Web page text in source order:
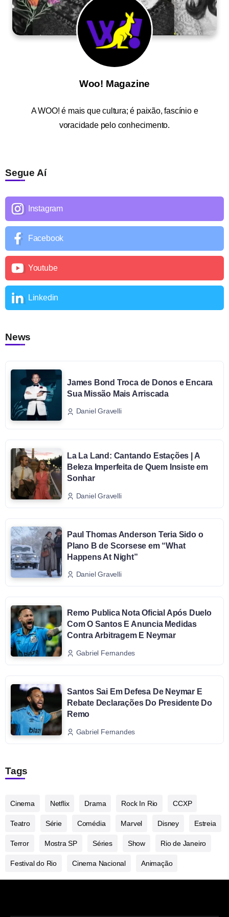
Woo! Magazine
AWOO! é mais que cultura; é paixão, fascínio e
voracidade pelo conhecimento.
Segue Aí
Instagram
Facebook
Youtube
Linkedin
News
James Bond Troca de Donos e Encara
Sua Missão Mais Arriscada
Daniel Gravelli
La La Land: Cantando Estações | A
Beleza Imperfeita de Quem Insiste em
Sonhar
Daniel Gravelli
Paul Thomas Anderson Teria Sido o
Plano B de Scorsese em “What
Happens At Night”
Daniel Gravelli
Remo Publica Nota Oficial Após Duelo
Com O Santos E Anuncia Medidas
Contra Arbitragem E Neymar
Gabriel Fernandes
Santos Sai Em Defesa De Neymar E
Rebate Declarações Do Presidente Do
Remo
Gabriel Fernandes
Tags
Cinema Netflix Drama Rock In Rio CCXP
Teatro Série Comédia Marvel Disney Estreia
Terror Mostra SP Séries Show Rio de Janeiro
Festival do Rio Cinema Nacional Animação